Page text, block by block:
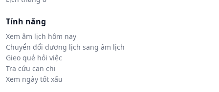
Tính năng
Xem âm lịch hôm nay
Chuyển đổi dương lịch sang âm lịch
Gieo quẻ hỏi việc
Tra cứu can chi
Xem ngày tốt xấu